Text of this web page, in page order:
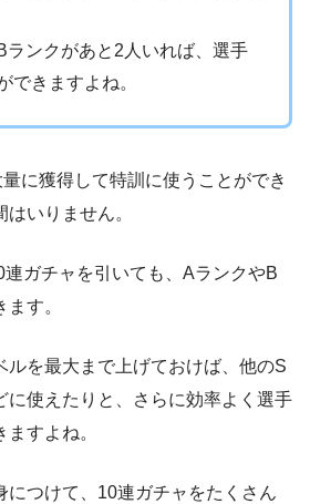
ランクがあと2人いれば、選手
できますよね。
に獲得して特訓に使うことができ
いりません。
連ガチャを引いても、AランクやB
す。
ルを最大まで上げておけば、他のS
に使えたりと、さらに効率よく選手
すよね。
につけて、10連ガチャをたくさん